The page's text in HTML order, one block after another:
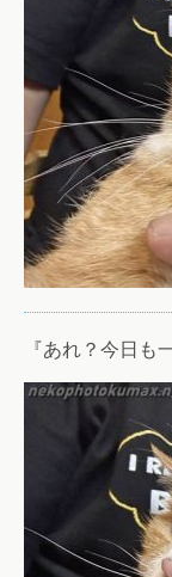
『あれ？今日も